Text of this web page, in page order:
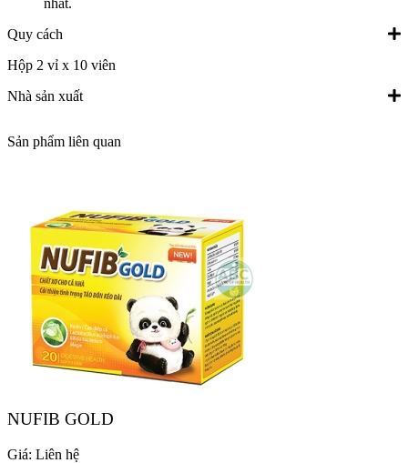
nhất.
Quy cách
Hộp 2 vỉ x 10 viên
Nhà sản xuất
Sản phẩm liên quan
NUFIB GOLD
Giá: Liên hệ